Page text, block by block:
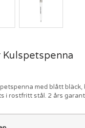
med blått bläck,
i rostfritt stål. 2 års